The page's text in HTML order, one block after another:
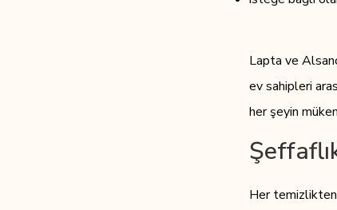
Lapta ve
ev sahipleri
her şeyin
Her temizlikten